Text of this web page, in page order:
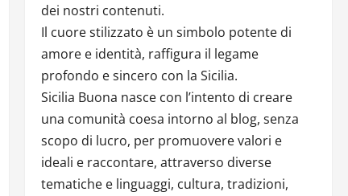
dei nostri contenuti.
Il cuore stilizzato è un simbolo potente di
amore e identità, raffigura il legame
profondo e sincero con la Sicilia.
Sicilia Buona nasce con l’intento di creare
una comunità coesa intorno al blog, senza
scopo di lucro, per promuovere valori e
ideali e raccontare, attraverso diverse
tematiche e linguaggi, cultura, tradizioni,